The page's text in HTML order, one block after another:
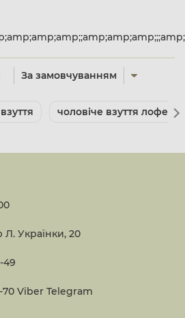
За замовчуванням
чоловіче взуття
Л. Українки, 20
49
70 Viber Telegram